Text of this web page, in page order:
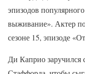
эпизодов
выживание». Актер
сезоне 15, эпизоде
Ди Каприо